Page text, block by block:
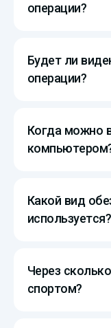
операции?
Будет ли
операции?
Когда можно
Какой вид
используется?
Через
спортом?